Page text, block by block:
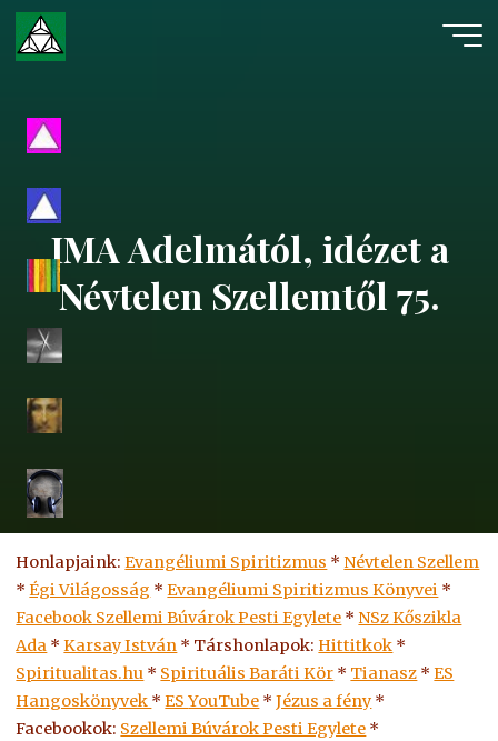
Skip
content
IMA Adelmától, idézet a
Névtelen Szellemtől 75.
Honlapjaink:Evangéliumi Spiritizmus * Névtelen Szellem
*Égi Világosság *Evangéliumi Spiritizmus Könyvei *
Facebook Szellemi Búvárok Pesti Egylete * NSz Kőszikla
Ada *Karsay István * Társhonlapok:Hittitkok *
Spiritualitas.hu * Spirituális Baráti Kör * Tianasz *ES
Hangoskönyvek *ESYouTube *Jézus a fény *
Facebookok: Szellemi Búvárok Pesti Egylete *